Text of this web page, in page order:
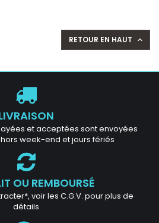
RETOUR EN HAUT 
et acceptées sont envoyées
week-end et jours fériés
OU REMBOURSÉ
voir les C.G.V. pour plus de
détails